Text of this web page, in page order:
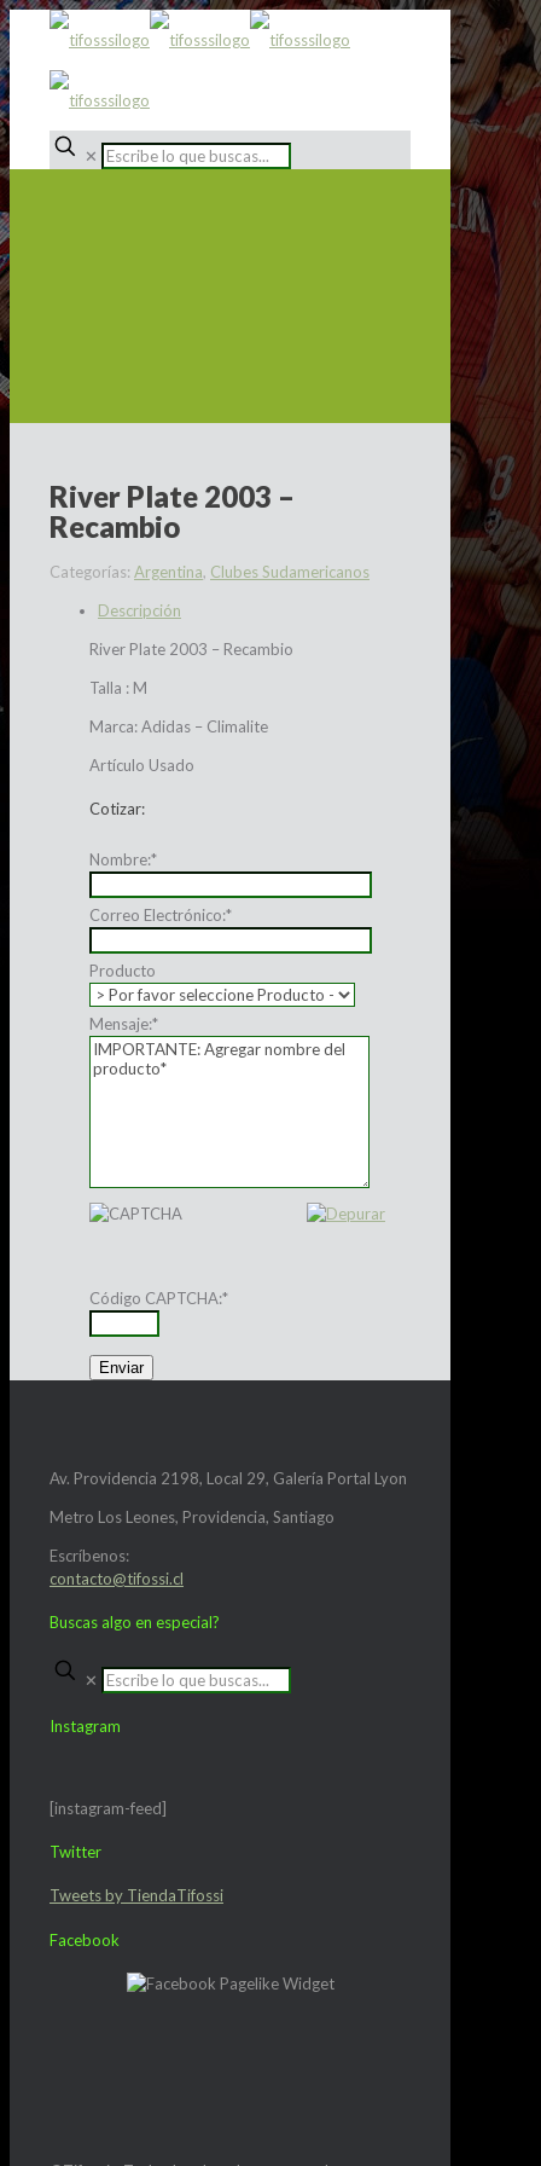
✕
River Plate 2003 –
Recambio
Categorías: Argentina, Clubes Sudamericanos
Descripción
River Plate 2003 – Recambio
Talla : M
Marca: Adidas – Climalite
Artículo Usado
Cotizar:
Nombre:*
Correo Electrónico:*
Producto
Mensaje:*
Código CAPTCHA:*
Av. Providencia 2198, Local 29, Galería Portal Lyon
Metro Los Leones, Providencia, Santiago
Escríbenos:
contacto@tifossi.cl
Buscas algo en especial?
✕
Instagram
[instagram-feed]
Twitter
Tweets by TiendaTifossi
Facebook